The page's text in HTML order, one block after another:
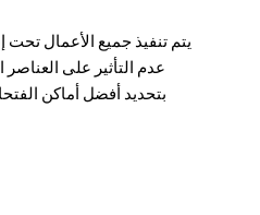
يتم تنفيذ جميع الأعمال
عدم التأثير على العناصر
بتحديد أفضل أماكن